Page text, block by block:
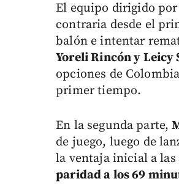
El equipo dirigido
contraria desde el
balón e intentar
Yoreli Rincón y Leicy
opciones de
primer tiempo.
En la segunda parte,
de juego, luego de
la ventaja inicial a las
paridad a los 69